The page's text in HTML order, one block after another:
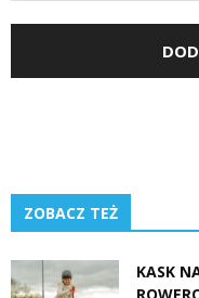
ZOBACZ TEŻ
KASK